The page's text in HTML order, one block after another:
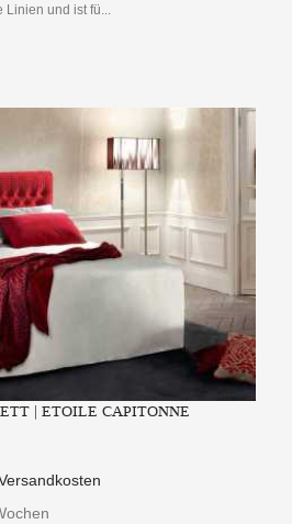
Linien und ist fü...
| ETOILE CAPITONNE